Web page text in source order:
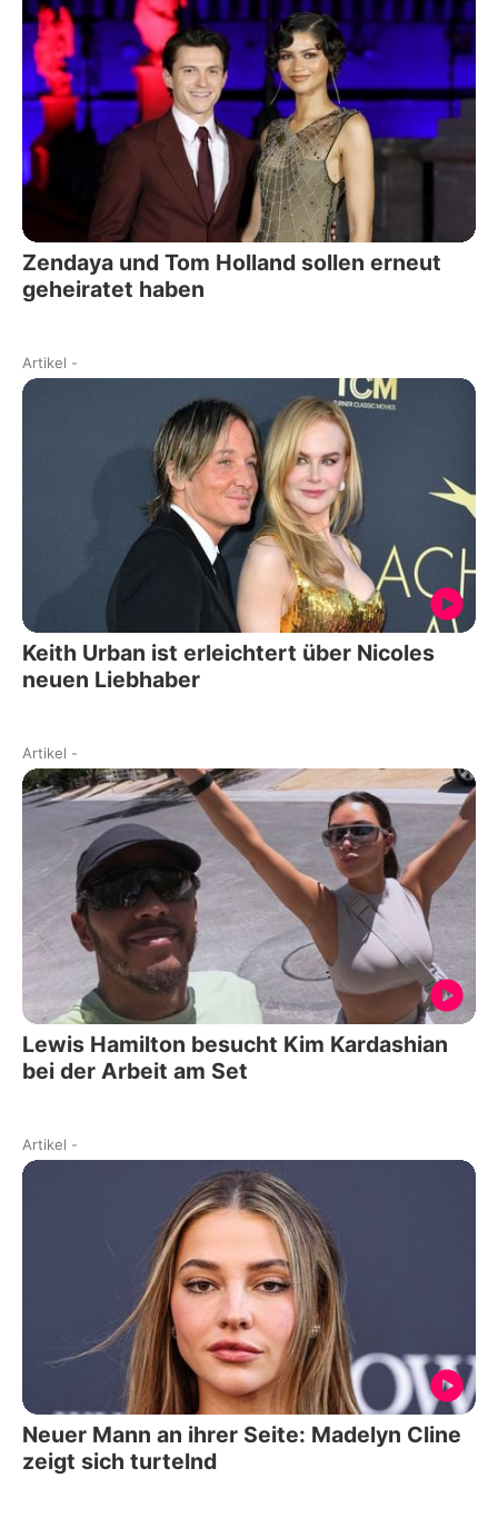
Zendaya und Tom Holland sollen erneut
geheiratet haben
Artikel -
Keith Urban ist erleichtert über Nicoles
neuen Liebhaber
Artikel -
Lewis Hamilton besucht Kim Kardashian
bei der Arbeit am Set
Artikel -
Neuer Mann an ihrer Seite: Madelyn Cline
zeigt sich turtelnd